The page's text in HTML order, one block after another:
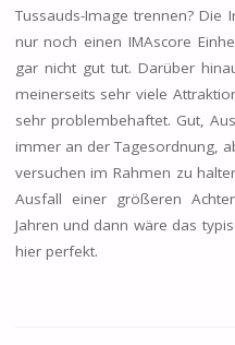
Tussauds-Image trennen?
nur noch einen IMAscore
gar nicht gut tut. Darüber
meinerseits sehr viele
sehr problembehaftet. Gut,
immer an der Tagesordnung,
versuchen im Rahmen zu
Ausfall einer größeren
Jahren und dann wäre das
hier perfekt.